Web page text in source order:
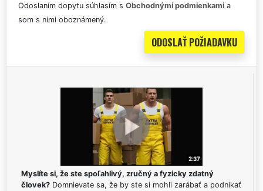
Odoslaním dopytu súhlasím s Obchodnými podmienkami a
som s nimi oboznámený.
Myslíte si, že ste spoľahlivý, zručný a fyzicky zdatný
človek? Domnievate sa, že by ste si mohli zarábať a podnikať